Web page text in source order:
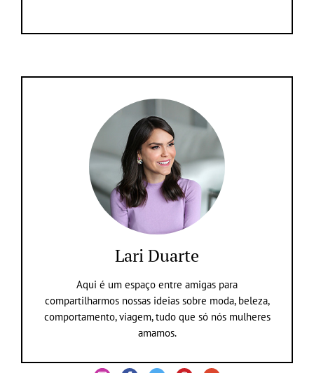
Lari Duarte
Aqui é um espaço entre amigas para
compartilharmos nossas ideias sobre moda, beleza,
comportamento, viagem, tudo que só nós mulheres
amamos.